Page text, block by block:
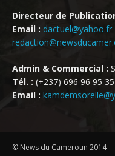
Directeur de
Email : dactuel@yahoo.fr
Admin & Commercial :
Tél. : (+237) 696 96 95 35
Email :
© News du Cameroun 2014